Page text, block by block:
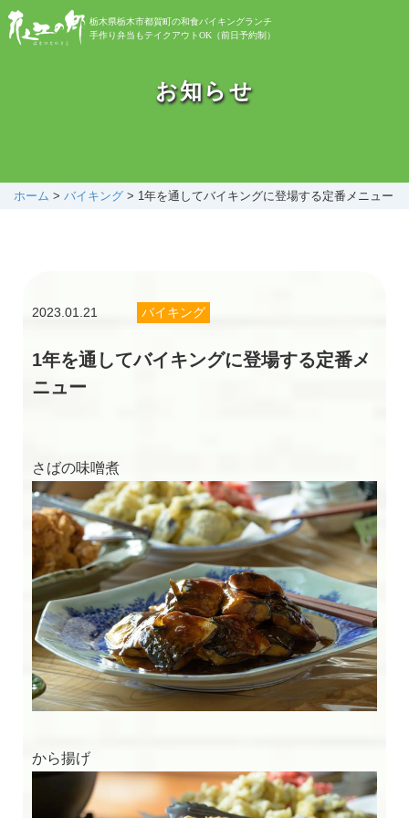
栃木県栃木市都賀町の和食バイキングランチ
手作り弁当もテイクアウトOK（前日予約制）
お知らせ
お弁当
花之江日記
アクセス
閉じる
お知らせ
ホーム > バイキング > 1年を通してバイキングに登場する定番メニュー
2023.01.21 バイキング
1年を通してバイキングに登場する定番メ
ニュー
さばの味噌煮
から揚げ